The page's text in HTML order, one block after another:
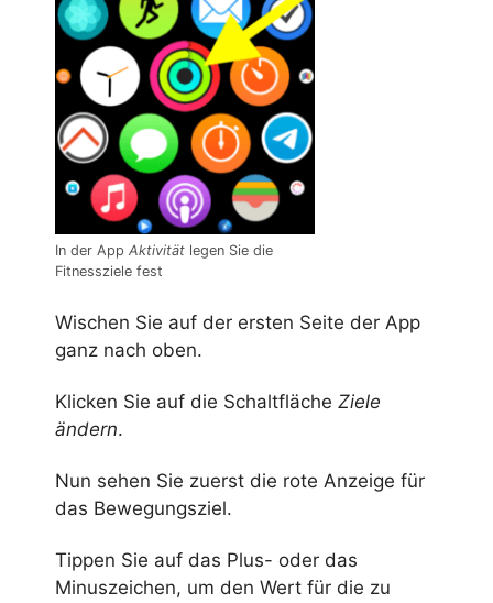
In der App Aktivität legen Sie die
Fitnessziele fest
Wischen Sie auf der ersten Seite der App
ganz nach oben.
Klicken Sie auf die Schaltfläche Ziele
ändern.
Nun sehen Sie zuerst die rote Anzeige für
das Bewegungsziel.
Tippen Sie auf das Plus- oder das
Minuszeichen, um den Wert für die zu